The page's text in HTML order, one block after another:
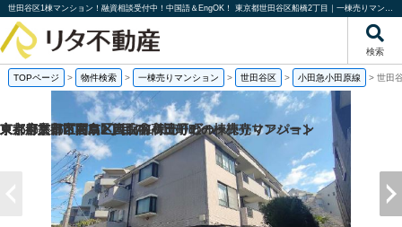
世田谷区1棟マンション！融資相談受付中！中国語＆EngOK！ 東京都世田谷区船橋2丁目｜一棟売りマンション｜投資物件や収益物件｜株式会社リタ不動産
検索
TOPページ > 物件検索 > 一棟売りマンション > 世田谷区 > 小田急小田原線 > 世田
京都府京都市西京区嵐山谷ケ辻子町の一棟売りアパート
京都府京都市右京区西院南高田町の一棟売りマンション
東京都墨田区向島2丁目の
東京都文京区関口1丁目の1棟売りビル